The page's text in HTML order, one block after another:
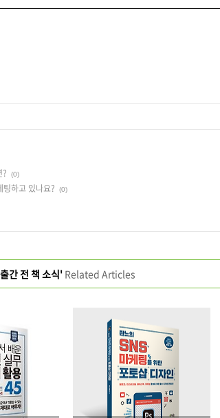
? (0)
하고 있나요? (0)
간 전 책 소식'Related Articles